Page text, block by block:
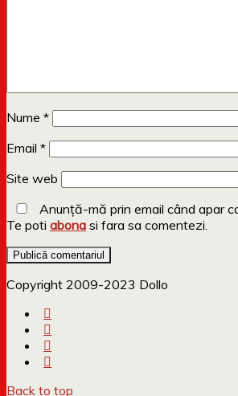
Nume *
Email *
Site web
Anunță-mă prin email când apar
Te poti abona si fara sa comentezi.
Copyright 2009-2023 Dollo
Back to top